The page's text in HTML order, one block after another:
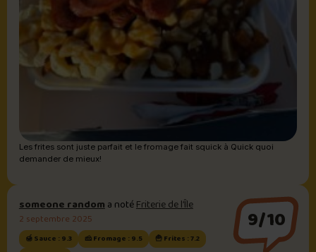
Les frites sont juste parfait et le fromage fait squick à Quick quoi
demander de mieux!
someone randoma notéFriterie de l’Île
2 septembre 2025
🍯 Sauce : 9.3 🧀 Fromage : 9.5
🍟 Frites : 7.2
9/10